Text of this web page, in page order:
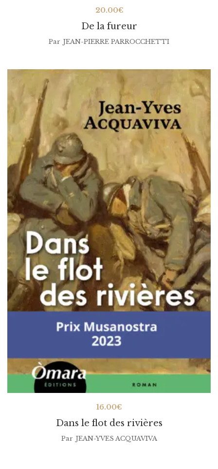
De la fureur
20.00€
Par JEAN-PIERRE PARROCCHETTI
Dans le flot des rivières
16.00€
Par JEAN-YVES ACQUAVIVA